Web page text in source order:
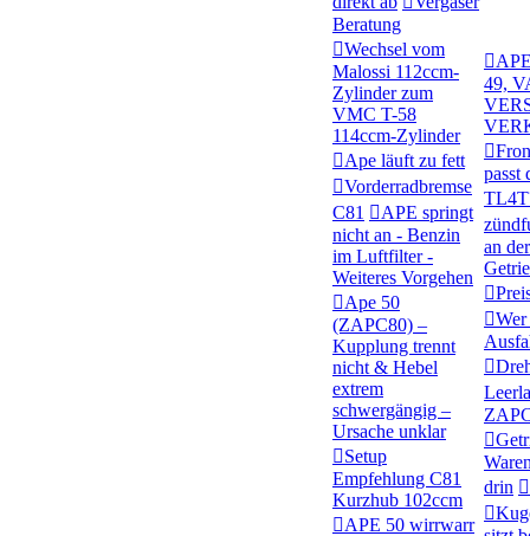
Beratung
Wechsel vom
Malossi 112ccm-
Zylinder zum
VMC T-58
114ccm-Zylinder
Ape läuft zu fett
Vorderradbremse
C81
APE springt
nicht an - Benzin
im Luftfilter -
Weiteres Vorgehen
Ape 50
(ZAPC80) –
Kupplung trennt
nicht & Hebel
extrem
schwergängig –
Ursache unklar
Setup
Empfehlung C81
Kurzhub 102ccm
APE 50 wirrwarr
49,
passt
an
drin